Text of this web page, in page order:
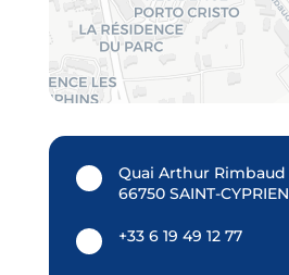
Quai Arthur Rimbaud
66750 SAINT-CYPRIEN
+33 6 19 49 12 77